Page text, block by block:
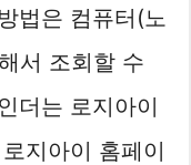
법은 컴퓨터(노
서 조회할 수
더는 로지아이
지아이 홈페이